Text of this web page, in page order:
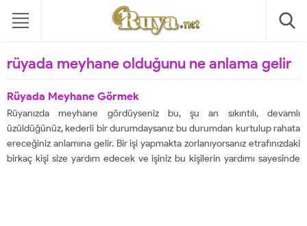
rüyada meyhane olduğunu ne anlama gelir
Rüyada Meyhane Görmek
Rüyanızda meyhane gördüyseniz bu, şu an sıkıntılı, devamlı
üzüldüğünüz, kederli bir durumdaysanız bu durumdan kurtulup rahata
ereceğiniz anlamına gelir. Bir işi yapmakta zorlanıyorsanız etrafınızdaki
birkaç kişi size yardım edecek ve işiniz bu kişilerin yardımı sayesinde